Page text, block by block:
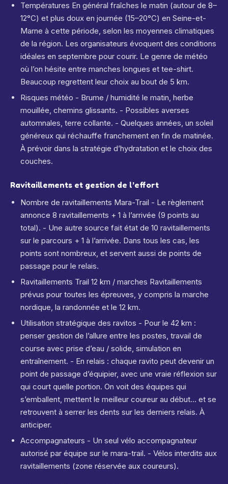
Températures En général fraîches le matin (autour de 8–
12°C) et plus doux en journée (15–20°C) en Seine-et-
Marne à cette période, selon les moyennes climatiques
de la région. Les organisateurs évoquent des conditions
idéales en septembre pour courir. Le genre de météo
où l’on hésite entre manches longues et tee-shirt.
Beaucoup regrettent leur choix au bout de 5 km.
Risques météo - Brume / humidité le matin, herbe
mouillée, chemins glissants. - Possibles averses
automnales, terre collante. - Quelques années, un soleil
généreux qui réchauffe franchement en fin de matinée.
À prévoir dans la stratégie d’hydratation et le choix des
couches.
Ravitaillements et gestion de l’effort
Nombre de ravitaillements Mara-Trail - Le règlement
annonce 8 ravitaillements + 1 à l’arrivée (9 points au
total). - Une autre source fait état de 10 ravitaillements
sur le parcours + 1 à l’arrivée. Dans tous les cas, les
points sont nombreux, et servent aussi de points de
passage pour le relais.
Ravitaillements Trail 12 km / marches Ravitaillements
prévus pour toutes les épreuves, y compris la marche
nordique, la randonnée et le 12 km.
Utilisation stratégique des ravitos - Pour le 42 km :
penser gestion de l’allure entre les postes, travail de
course avec prise d’eau / solide, simulation en
entraînement. - En relais : chaque ravito peut devenir un
point de passage d’équipier, avec une vraie réflexion sur
qui court quelle portion. On voit des équipes qui
s’emballent, mettent le meilleur coureur au début… et se
retrouvent à serrer les dents sur les derniers relais. À
anticiper.
Accompagnateurs - Un seul vélo accompagnateur
autorisé par équipe sur le mara-trail. - Vélos interdits aux
ravitaillements (zone réservée aux coureurs).